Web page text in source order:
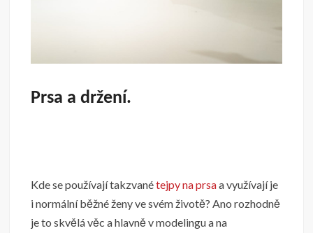
Prsa a držení.
Kde se používají takzvanétejpy na prsaa využívají je
i normální běžné ženy ve svém životě? Ano rozhodně
je to skvělá věc a hlavně v modelingu a na